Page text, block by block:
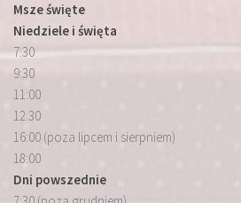
Msze święte
Niedziele i święta
7:30
9:30
11:00
12:30
16:00 (poza lipcem i sierpniem)
18:00
Dni powszednie